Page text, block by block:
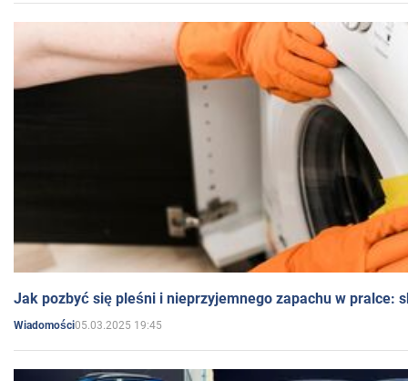
Jak pozbyć się pleśni i nieprzyjemnego zapachu w pralce:
Wiadomości05.03.2025 19:45